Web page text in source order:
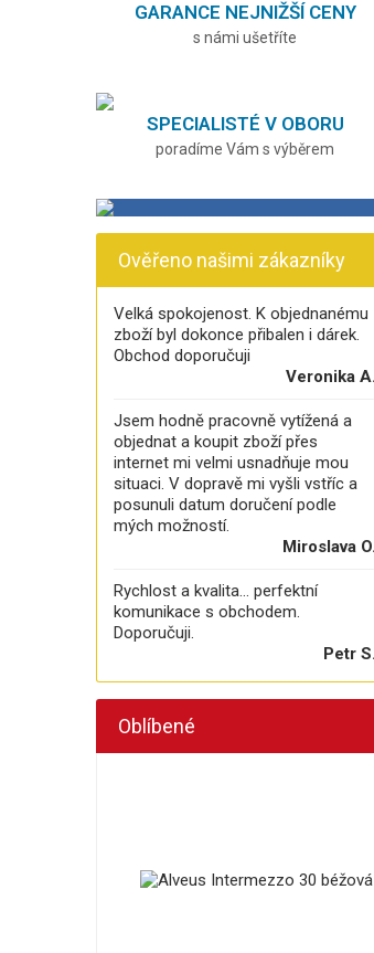
GARANCE NEJNIŽŠÍ CENY
s námi ušetříte
SPECIALISTÉ V OBORU
poradíme Vám s výběrem
Ověřeno našimi zákazníky
Velká spokojenost. K objednanému
zboží byl dokonce přibalen i dárek.
Obchod doporučuji
Veronika A.
Jsem hodně pracovně vytížená a
objednat a koupit zboží přes
internet mi velmi usnadňuje mou
situaci. V dopravě mi vyšli vstříc a
posunuli datum doručení podle
mých možností.
Miroslava O.
Rychlost a kvalita... perfektní
komunikace s obchodem.
Doporučuji.
Petr S.
Oblíbené